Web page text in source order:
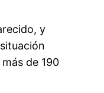
y
de 190